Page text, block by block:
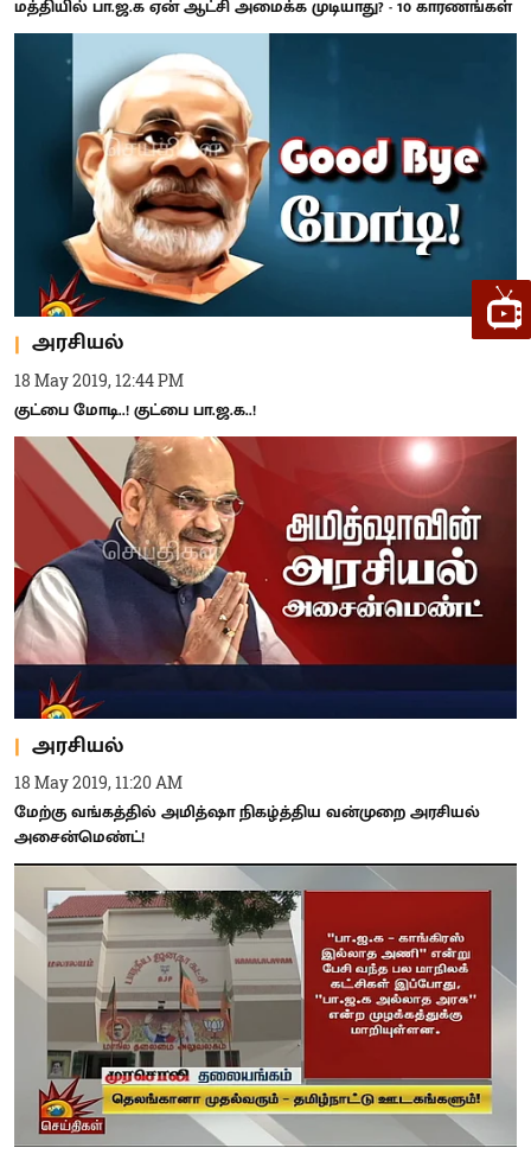
மத்தியில் பா.ஜ.க ஏன் ஆட்சி அமைக்க முடியாது? - 10 காரணங்கள்
அரசியல்
18 May 2019, 12:44 PM
குட்பை மோடி..! குட்பை பா.ஜ.க..!
அரசியல்
18 May 2019, 11:20 AM
மேற்கு வங்கத்தில் அமித்ஷா நிகழ்த்திய வன்முறை அரசியல்
அசைன்மெண்ட்!